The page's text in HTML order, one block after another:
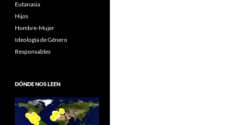
Eutanasia
Hijos
Hombre-Mujer
Ideología de Género
Responsables
DÓNDE NOS LEEN